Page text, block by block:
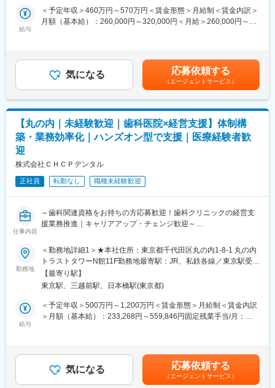
付など）
トなど丁寧にレクチャーするので、初めての方も安心です。
主任：550万、課長：730万、部長：800万程度（目安）
■働き方：
・18時定時／残業20h程度
・土日祝休／年間休日125日
※ワークライフバランスが整う職場です！
■魅力ポイント：
・患者様やご家族の想いに寄り添い、「その人らしい人生の最終
章」を支えることができます。
・現場経験を活かしながら、地域連携やクリニック運営など新た
なキャリアに挑戦できます。
変更の範囲：会社の定める業務
本ポジションでは、基本的には顧客となる病院に常駐し、医療現
場の後方支援に必要な業務に取り組んでいただきます。
（1）病院内の物流管理（SPD）
・医療材料や医薬品の調達代行
└材料の仕分けや納品作業はパートさんが担当しております。そ
のため、パートさんの業務サポートやシフト調整も行います。
医療材料の価格は、地域や病院の間で大きなばらつきがため、当
【実施内容】
・コストが低い製品を採用するために、ドクターなど医療スタッ
フへの提案
※医療スタッフの意向を確認し、コストとのバランスを鑑みて、改
善に向けた提案・各所の調整を行います。
■入社後のサポート体制：
・2～3年程度をめどに、商材知識を身につけていただきます。
にサポートしていくので、初めての方も安心です。
・基本的に、病院へ常駐するスタイルでの勤務となりますが、同
じ部署のスタッフが常に気にかけてくれるため、不安はすぐに解
給与
＜予定年収＞460万円～570万円＜賃金形態＞月給制＜賃金内訳＞
月額（基本給）：260,000円～320,000円＜月給＞260,000円～
くまでも目安の金額であり、選考を通じて上下する可能性があり
ます。月給(月額)は固定手当を含めた表記です。
気になる 応募依頼する
（エージェントサービス）
【丸の内｜未経験歓迎｜歯科医院×経営支援】体制構
築・業務効率化｜ハンズオン型で支援｜医療経験者歓
迎
株式会社ＣＨＣＰデンタル
正社員 転勤なし 職種未経験歓迎
仕事内容
～歯科関連資格をお持ちの方応募歓迎！歯科クリニックの経営支
援業務推進｜キャリアアップ・チェンジ歓迎～
■ ポジション概要
歯科クリニックの経営支援業務。適切なガバナンス体制の構築や
業務の効率化、採用・教育といった面での支援も実施。誰もが働
きやすい環境を実現するとともに、目まぐるしく変化する歯科業
界の中で、競争力を発揮できる医院づくりをバックアップしてい
きます。
・適切なガバナンス体制の構築、意思決定の高度化
・共同購買、本部機能、ICT導入による業務オペレーションの効率
勤務地
＜勤務地詳細1＞★本社住所：東京都千代田区丸の内1-8-1 丸の内
トラストタワーN館11F勤務地最寄駅：JR、私鉄各線／東京駅受動
喫煙対策：屋内全面禁煙＜勤務地詳細2＞在宅勤務（直行直帰）住
所：大阪府 受動喫煙対策：屋内全面禁煙変更の範囲：本文参照
【最寄り駅】
東京駅、三越前駅、日本橋駅(東京都)
給与
＜予定年収＞500万円～1,200万円＜賃金形態＞月給制＜賃金内訳
＞月額（基本給）：233,268円～559,846円固定残業手当/月：
上記、想定年収のためスキルやご経験に応じて変動する可能性あ
り■昇給：有（※会社業績、勤務成績、成果に応じる）■賞与：有
（※会社業績に応じる。上記想定年収には賞与含まず）賃金はあく
気になる 応募依頼する
（エージェントサービス）